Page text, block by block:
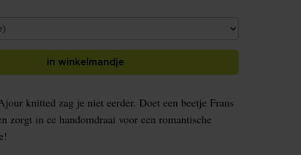
in winkelmandje
knitted zag je niet eerder. Doet een beetje Frans
zorgt in ee handomdraai voor een romantische